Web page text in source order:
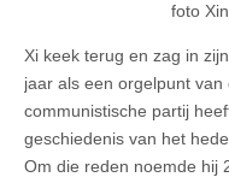
foto
Xi keek terug en zag in
jaar als een orgelpunt
communistische partij
geschiedenis van het
Om die reden noemde hij